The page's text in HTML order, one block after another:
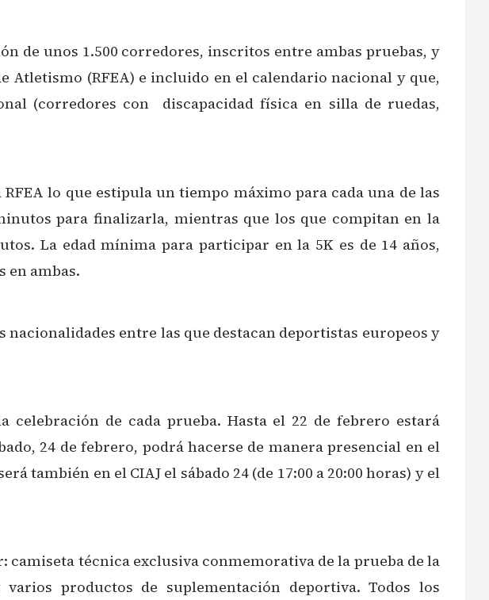
de unos 1.500 corredores, inscritos entre ambas pruebas, y
Atletismo (RFEA) e incluido en el calendario nacional y que,
(corredores con discapacidad física en silla de ruedas,
lo que estipula un tiempo máximo para cada una de las
para finalizarla, mientras que los que compitan en la
La edad mínima para participar en la 5K es de 14 años,
en ambas.
entre las que destacan deportistas europeos y
de cada prueba. Hasta el 22 de febrero estará
24 de febrero, podrá hacerse de manera presencial en el
también en el CIAJ el sábado 24 (de 17:00 a 20:00 horas) y el
técnica exclusiva conmemorativa de la prueba de la
productos de suplementación deportiva. Todos los